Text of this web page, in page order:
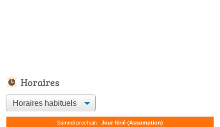
Horaires
Samedi prochain : Jour férié (Assomption)